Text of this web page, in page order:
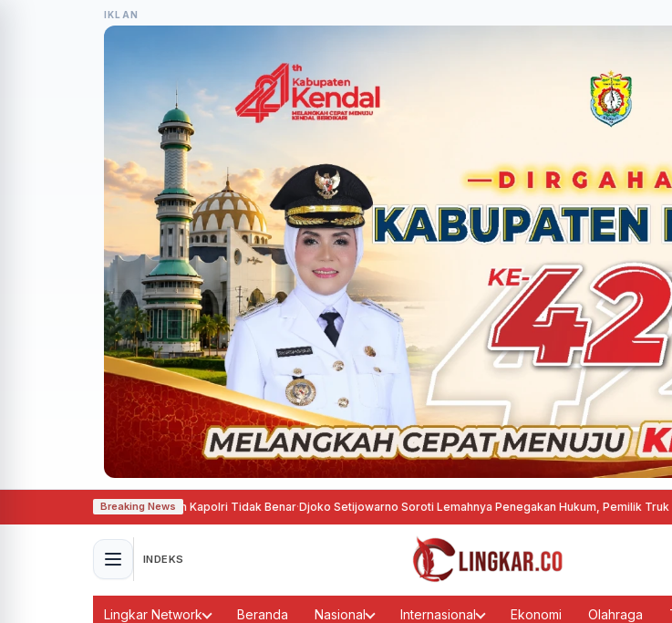
IKLAN
Breaking News
Rumor Penggantian Kapolri Tidak Benar·Djoko Setijowarno Soroti Lemahnya Penegakan Hukum, Pemilik Truk dan Cargo
INDEKS
Lingkar Network Beranda Nasional Internasional Ekonomi Olahraga